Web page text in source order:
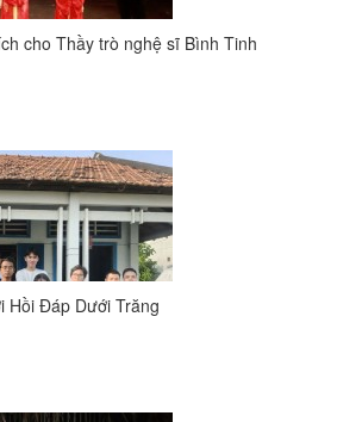
cho Thầy trò nghệ sĩ Bình Tinh
Hồi Đáp Dưới Trăng